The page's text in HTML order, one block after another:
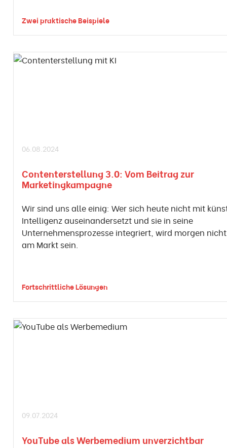
Zwei praktische Beispiele
06.08.2024
Contenterstellung 3.0: Vom Beitrag zur
Marketingkampagne
Wir sind uns alle einig: Wer sich heute nicht mit
Intelligenz auseinandersetzt und sie in seine
Unternehmensprozesse integriert, wird morgen
am Markt sein.
Fortschrittliche Lösungen
09.07.2024
YouTube als Werbemedium unverzichtbar